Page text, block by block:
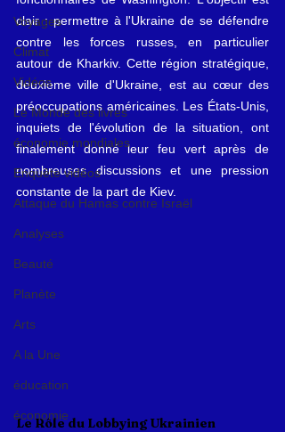
Voyages
Climat
Vidéos
Le Monde des livres
économie mondiales
Enquête vidéos
Attaque du Hamas contre Israël
Analyses
Beauté
Planète
Arts
A la Une
éducation
économie
clair : permettre à l'Ukraine de se défendre
contre les forces russes, en particulier
autour de Kharkiv. Cette région stratégique,
deuxième ville d'Ukraine, est au cœur des
préoccupations américaines. Les États-Unis,
inquiets de l'évolution de la situation, ont
finalement donné leur feu vert après de
nombreuses discussions et une pression
constante de la part de Kiev.
Le Rôle du Lobbying Ukrainien